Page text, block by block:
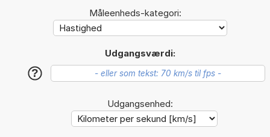
Måleenheds-kategori:
Udgangsværdi:
?
Udgangsenhed: